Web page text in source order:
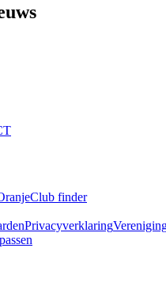
Club finder
Privacyverklaring